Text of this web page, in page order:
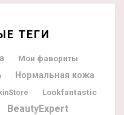
ТЕГИ
Мои фавориты
Нормальная кожа
Lookfantastic
BeautyExpert